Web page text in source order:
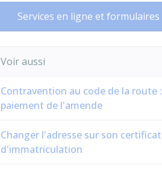
Services en ligne et formulaires
Voir aussi
Contravention au code de la route :
paiement de l'amende
Changer l'adresse sur son certificat
d'immatriculation